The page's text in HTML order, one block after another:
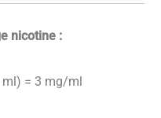
nicotine :
ml) = 3 mg/ml